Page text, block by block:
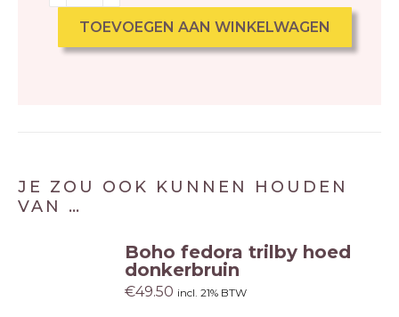
TOEVOEGEN AAN WINKELWAGEN
JE ZOU OOK KUNNEN HOUDEN
VAN …
Boho fedora trilby hoed
donkerbruin
€49.50 incl. 21% BTW